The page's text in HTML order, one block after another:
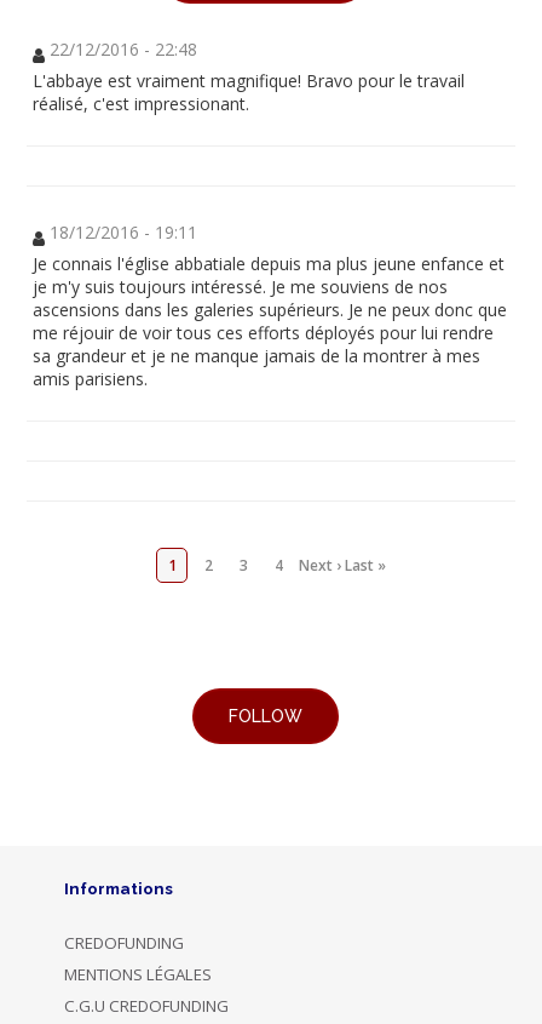
22/12/2016 - 22:48
L'abbaye est vraiment magnifique! Bravo pour le travail
réalisé, c'est impressionant.
18/12/2016 - 19:11
Je connais l'église abbatiale depuis ma plus jeune enfance et
je m'y suis toujours intéressé. Je me souviens de nos
ascensions dans les galeries supérieurs. Je ne peux donc que
me réjouir de voir tous ces efforts déployés pour lui rendre
sa grandeur et je ne manque jamais de la montrer à mes
amis parisiens.
1 2 3 4 Next ›Last »
Informations
CREDOFUNDING
MENTIONS LÉGALES
C.G.U CREDOFUNDING